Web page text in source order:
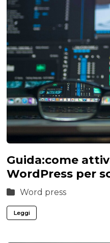
Guida:come
WordPress per
Word press
Leggi